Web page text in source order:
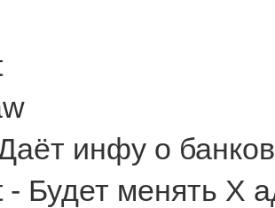
инфу о
- Будет менять Х